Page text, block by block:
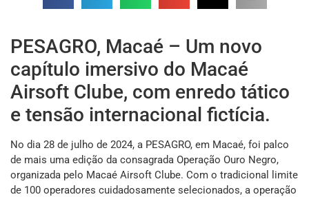
PESAGRO, Macaé – Um novo
capítulo imersivo do Macaé
Airsoft Clube, com enredo tático
e tensão internacional fictícia.
No dia 28 de julho de 2024, a PESAGRO, em Macaé, foi palco
de mais uma edição da consagrada Operação Ouro Negro,
organizada pelo Macaé Airsoft Clube. Com o tradicional limite
de 100 operadores cuidadosamente selecionados, a operação